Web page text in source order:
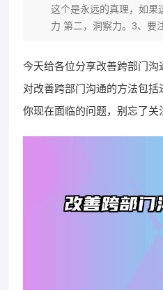
这个是永远的真理，如果
力 第二，洞察力。3、要
今天给各位分享改善跨部门
对改善跨部门沟通的方法包
你现在面临的问题，别忘了关